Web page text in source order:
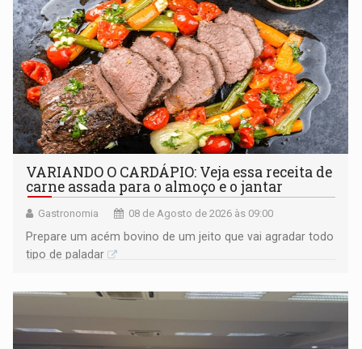
VARIANDO O CARDÁPIO: Veja essa receita de
carne assada para o almoço e o jantar
Gastronomia 08 de Agosto de 2026 às 09:00
Prepare um acém bovino de um jeito que vai agradar todo
tipo de paladar